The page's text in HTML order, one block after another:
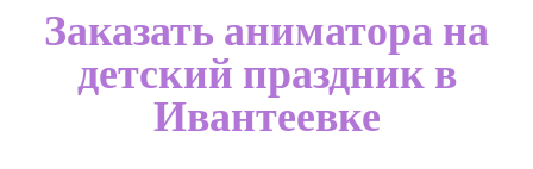
Заказать аниматора на
детский праздник в
Ивантеевке